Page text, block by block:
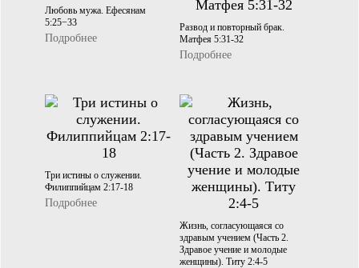
Любовь мужа. Ефесянам
5:25−33
Подробнее
Развод и повторный брак.
Матфея 5:31-32
Подробнее
Три истины о служении.
Филиппийцам 2:17-18
Подробнее
Жизнь, согласующаяся со
здравым учением (Часть 2.
Здравое учение и молодые
женщины). Титу 2:4-5